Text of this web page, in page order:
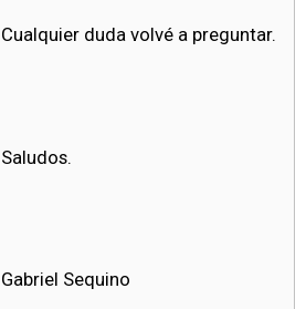
Cualquier duda volvé a preguntar.
Saludos.
Gabriel Sequino